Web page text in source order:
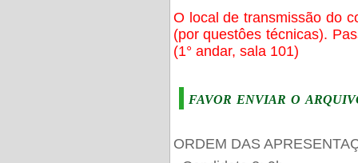
O local de transmissão do
(por questôes técnicas).
(1° andar, sala 101)
favor enviar o
ORDEM DAS